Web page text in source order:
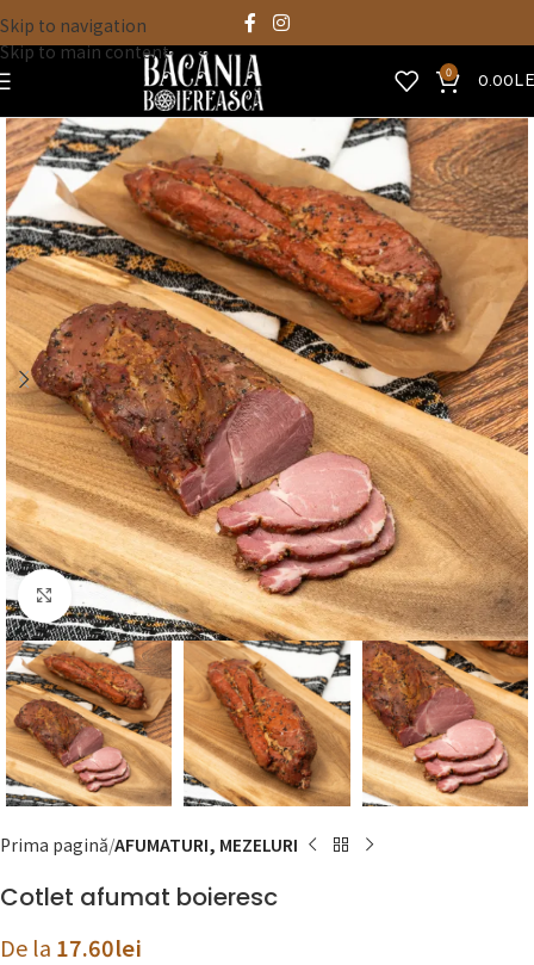
Skip to navigation
Skip to main content
0
0.00
Click to enlarge
Prima pagină AFUMATURI, MEZELURI
Cotlet afumat boieresc
De la 17.60lei